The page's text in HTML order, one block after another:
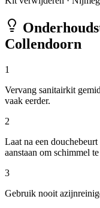
Collendoorn
1
Vervang sanitairkit
vaak eerder.
2
Laat na een
aanstaan om schimmel
3
Gebruik nooit